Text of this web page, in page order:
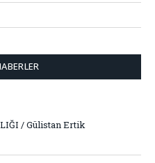
/ Gülistan Ertik